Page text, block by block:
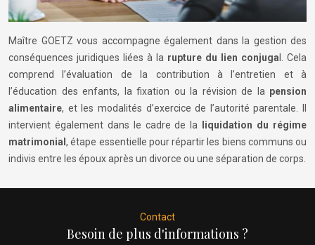
Maître GOETZ vous accompagne également dans la gestion des
conséquences juridiques liées à la rupture du lien conjuga l. Cela
comprend l’évaluation de la contribution à l’entretien et à
l’éducation des enfants, la fixation ou la révision de lapension
alimentaire, et les modalités d’exercice de l’autorité parentale. Il
intervient également dans le cadre de la
liquidation du régime
matrimonial , étape essentielle pour répartir les biens communs ou
indivis entre les époux après un divorce ou une séparation de corps.
Contact
Besoin de plus d'informations ?